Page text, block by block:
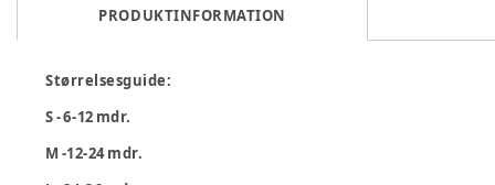
PRODUKTINFORMATION
Størrelsesguide:
S - 6-12 mdr.
M -12-24 mdr.